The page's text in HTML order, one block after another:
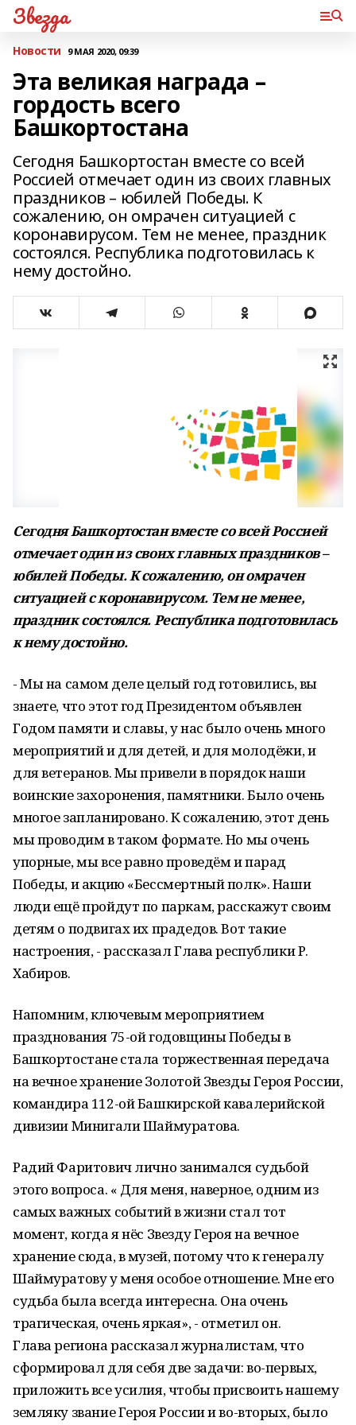
Звезда
Новости 9 МАЯ 2020, 09:39
Эта великая награда –
гордость всего
Башкортостана
Сегодня Башкортостан вместе со всей
Россией отмечает один из своих главных
праздников – юбилей Победы. К
сожалению, он омрачен ситуацией с
коронавирусом. Тем не менее, праздник
состоялся. Республика подготовилась к
нему достойно.
Сегодня Башкортостан вместе со всей Россией
отмечает один из своих главных праздников –
юбилей Победы. К сожалению, он омрачен
ситуацией с коронавирусом. Тем не менее,
праздник состоялся. Республика подготовилась
к нему достойно.
- Мы на самом деле целый год готовились, вы
знаете, что этот год Президентом объявлен
Годом памяти и славы, у нас было очень много
мероприятий и для детей, и для молодёжи, и
для ветеранов. Мы привели в порядок наши
воинские захоронения, памятники. Было очень
многое запланировано. К сожалению, этот день
мы проводим в таком формате. Но мы очень
упорные, мы все равно проведём и парад
Победы, и акцию «Бессмертный полк». Наши
люди ещё пройдут по паркам, расскажут своим
детям о подвигах их прадедов. Вот такие
настроения, - рассказал Глава республики Р.
Хабиров.
Напомним, ключевым мероприятием
празднования 75-ой годовщины Победы в
Башкортостане стала торжественная передача
на вечное хранение Золотой Звезды Героя России,
командира 112-ой Башкирской кавалерийской
дивизии Минигали Шаймуратова.
Радий Фаритович лично занимался судьбой
этого вопроса. « Для меня, наверное, одним из
самых важных событий в жизни стал тот
момент, когда я нёс Звезду Героя на вечное
хранение сюда, в музей, потому что к генералу
Шаймуратову у меня особое отношение. Мне его
судьба была всегда интересна. Она очень
трагическая, очень яркая», - отметил он.
Глава региона рассказал журналистам, что
сформировал для себя две задачи: во-первых,
приложить все усилия, чтобы присвоить нашему
земляку звание Героя России и во-вторых, было